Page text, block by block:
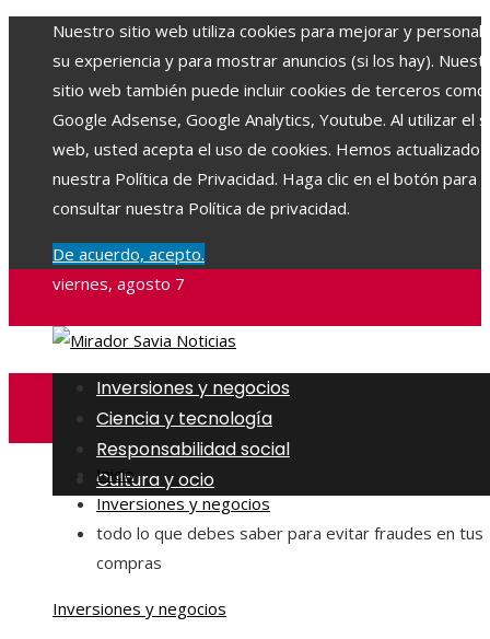
Nuestro sitio web utiliza cookies para mejorar y
su experiencia y para mostrar anuncios (si los hay).
sitio web también puede incluir cookies de terceros como
Google Adsense, Google Analytics, Youtube. Al utilizar el
web, usted acepta el uso de cookies. Hemos actualizado
nuestra Política de Privacidad. Haga clic en el botón para
consultar nuestra Política de privacidad.
De acuerdo, acepto.
viernes, agosto 7
Inversiones y negocios
Ciencia y tecnología
Responsabilidad social
Cultura y ocio
Inicio
Inversiones y negocios
todo lo que debes saber para evitar fraudes en tus
compras
Inversiones y negocios